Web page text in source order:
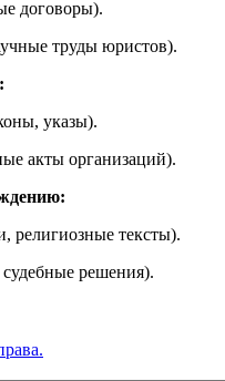
договоры).
труды юристов).
указы).
акты организаций).
религиозные тексты).
решения).